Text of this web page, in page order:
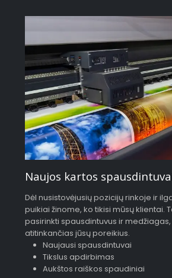
Naujos kartos
Dėl nusistovėjusių pozicijų rinkoje ir
puikiai žinome, ko tikisi mūsų klientai.
pasirinkti spausdintuvus ir
atitinkančias jūsų poreikius.
Naujausi spausdintuvai
Tikslus apdirbimas
Aukštos raiškos spaudiniai